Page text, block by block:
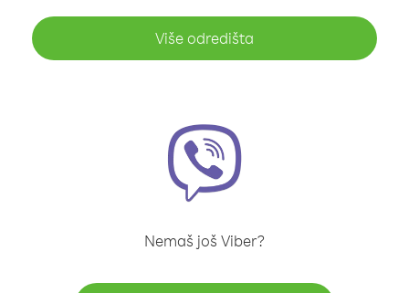
Više odredišta
Nemaš još Viber?